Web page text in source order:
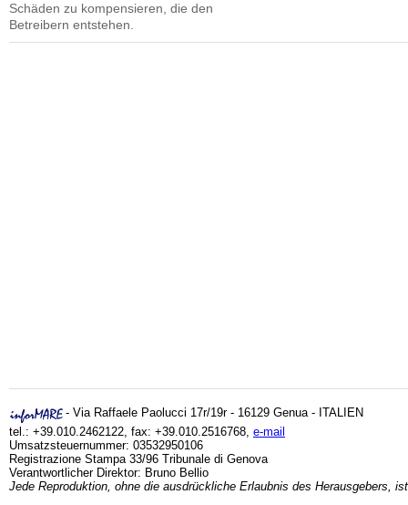
Schäden zu kompensieren, die den
Betreibern entstehen.
- Via Raffaele Paolucci 17r/19r - 16129 Genua - ITALIEN
tel.: +39.010.2462122, fax: +39.010.2516768, e-mail
Umsatzsteuernummer: 03532950106
Registrazione Stampa 33/96 Tribunale di Genova
Verantwortlicher Direktor: Bruno Bellio
Jede Reproduktion, ohne die ausdrückliche Erlaubnis des Herausgebers,